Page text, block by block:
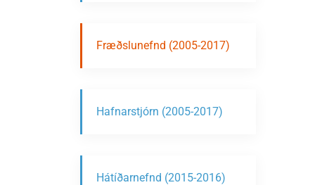
Fræðslunefnd (2005-2017)
Hafnarstjórn (2005-2017)
Hátíðarnefnd (2015-2016)